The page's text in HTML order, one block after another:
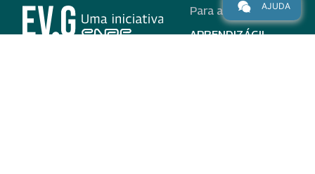
Para alunos
APRENDIZÁGIL
AJUDA